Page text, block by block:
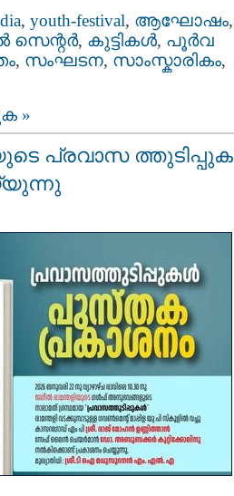
, youth-festival, ആഘോഷം,
, കുട്ടികള്‍, പൂര്‍വ
, സംഘടന, സാംസ്കാരികം,
»
പ്രവാസ